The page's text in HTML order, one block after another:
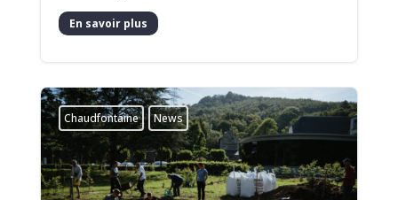
En savoir plus
Chaudfontaine News